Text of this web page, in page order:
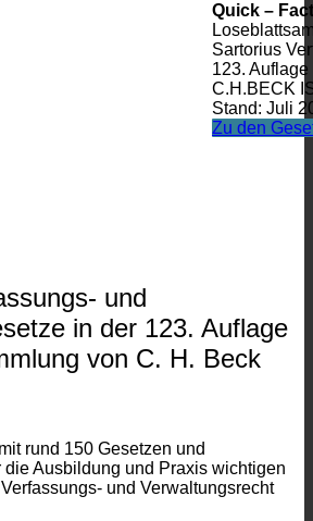
Quick –
Sartorius
123.
C.H.BECK
Stand: Juli
Zu den
und
in der 123. Auflage
von C. H. Beck
rund 150 Gesetzen und
Ausbildung und Praxis wichtigen
und Verwaltungsrecht